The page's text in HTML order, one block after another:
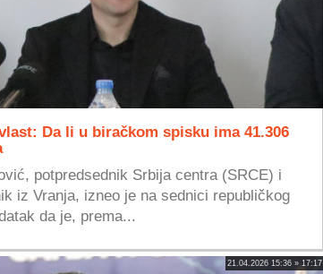
Da li u biračkom spisku ima 41.306
potpredsednik Srbija centra (SRCE) i
iz Vranja, izneo je na sednici republičkog
da je, prema...
21.04.2026 15:36 » 17:17